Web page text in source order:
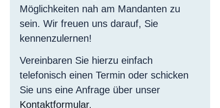
Möglichkeiten nah am Mandanten zu
sein. Wir freuen uns darauf, Sie
kennenzulernen!
Vereinbaren Sie hierzu einfach
telefonisch einen Termin oder schicken
Sie uns eine Anfrage über unser
Kontaktformular.